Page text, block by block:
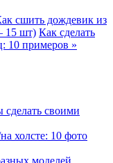
сшить дождевик из
15 шт) Как сделать
10 примеров »
своими
холсте: 10 фото
моделей